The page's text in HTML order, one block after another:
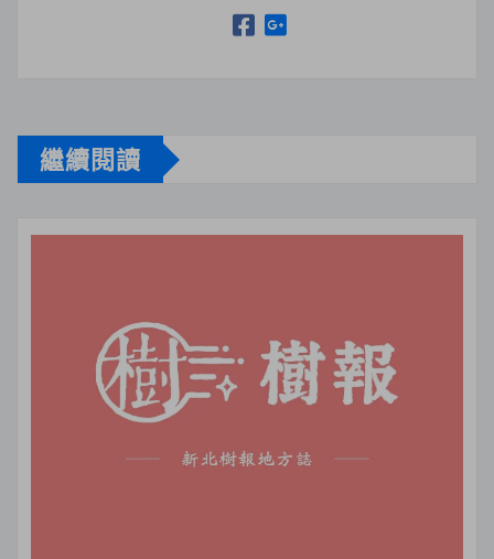
繼續閱讀